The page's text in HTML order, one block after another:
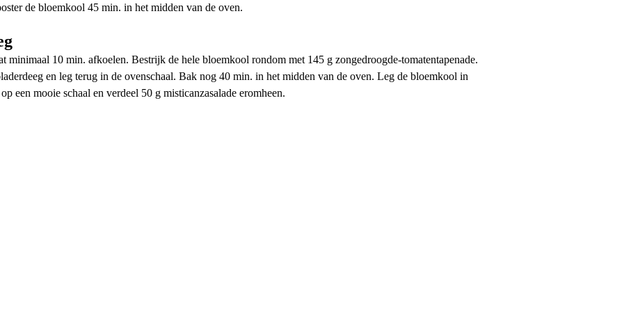
de bloemkool 45 min. in het midden van de oven.
minimaal 10 min. afkoelen. Bestrijk de hele bloemkool rondom met 145 g zongedroogde-tomatentapenade.
en leg terug in de ovenschaal. Bak nog 40 min. in het midden van de oven. Leg de bloemkool in
een mooie schaal en verdeel 50 g misticanza­salade eromheen.